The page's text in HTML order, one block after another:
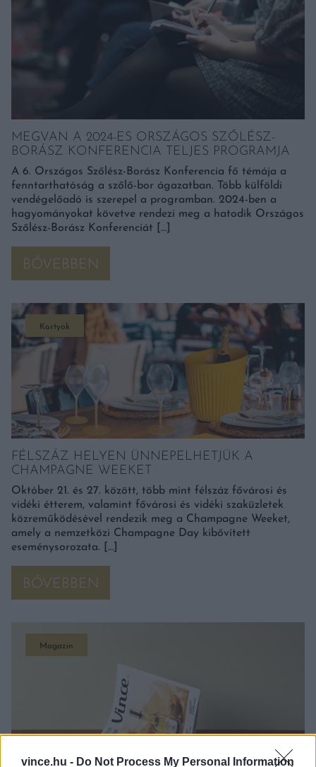
vince.hu - Do Not Process My Personal Information
MEGVAN A 2024-ES ORSZÁGOS SZŐLÉSZ-
BORÁSZ KONFERENCIA TELJES PROGRAMJA
A 6. Országos Szőlész-Borász Konferencia fő témája a
fenntarthatóság a szőlő-bor ágazatban. Több külföldi
vendégelőadó is szerepel a programban. 2024-ben a
hagyományokat követve rendezi meg a hatodik Országos
Szőlész-Borász Konferenciát […]
BŐVEBBEN
Kortyok
FÉLSZÁZ HELYEN ÜNNEPELHETJÜK A
CHAMPAGNE WEEKET
Október 21. és 27. között, több mint félszáz fővárosi és
vidéki étterem, valamint fővárosi és vidéki szaküzletek
közreműködésével rendezik meg a Champagne Weeket,
amely a nemzetközi Champagne Day kibővített
eseménysorozata. […]
BŐVEBBEN
Magazin